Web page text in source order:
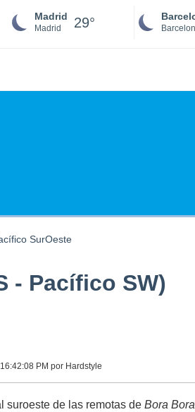
Madrid
Madrid 29°
SurOeste
- Pacífico SW)
PM por Hardstyle
suroeste de las remotas deBora Bora